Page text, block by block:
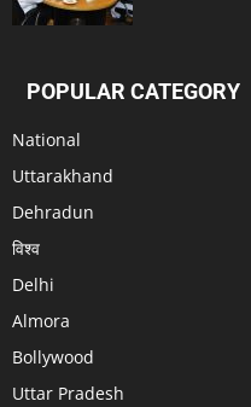
POPULAR CATEGORY
National
Uttarakhand
Dehradun
विश्व
Delhi
Almora
Bollywood
Uttar Pradesh